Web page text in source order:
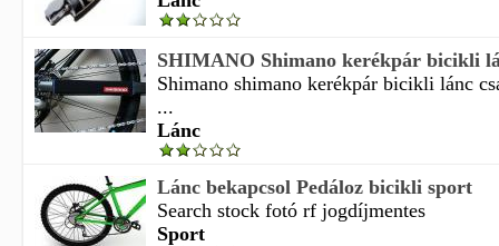
SHIMANO Shimano kerékpár bicikli
Shimano shimano kerékpár bicikli lánc
...
Lánc
Lánc bekapcsol Pedáloz bicikli sport
Search stock fotó rf jogdíjmentes
Sport